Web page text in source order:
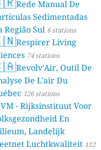
Rede Manual De
Sedimentadas
Região Sul 6 stations
Respirer Living
74 stations
Revolv'Air, Outil De
De L'air Du
126 stations
- Rijksinstituut Voor
En
Landelijk
Luchtkwaliteit 112